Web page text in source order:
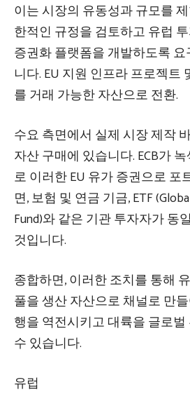
이는 시장의 유동성과 규모를
한적인 규정을 검토하고 유럽
증권화 플랫폼을 개발하도록
니다. EU 지원 인프라 프로젝트
를 거래 가능한 자산으로 전환.
수요 측면에서 실제 시장 제작
자산 구매에 있습니다. ECB가
로 이러한 EU 유가 증권으로
면, 보험 및 연금 기금, ETF
Fund)와 같은 기관 투자자가 동
것입니다.
종합하면, 이러한 조치를 통해
풀을 생산 자산으로 채널로 만
행을 역전시키고 대륙을 글로
수 있습니다.
유럽